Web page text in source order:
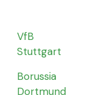
VfB
Stuttgart
Borussia
Dortmund